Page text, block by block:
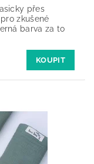
přes
zkušené
barva za to
KOUPIT